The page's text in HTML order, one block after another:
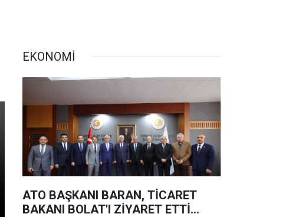
EKONOMİ
ATO BAŞKANI BARAN, TİCARET
BAKANI BOLAT'I ZİYARET ETTİ...